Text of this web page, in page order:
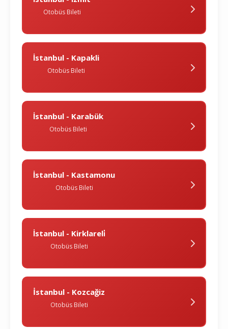
Otobüs Bileti
İstanbul - Kapakli
Otobüs Bileti
İstanbul - Karabük
Otobüs Bileti
İstanbul - Kastamonu
Otobüs Bileti
İstanbul - Kirklareli̇
Otobüs Bileti
İstanbul - Kozcağiz
Otobüs Bileti